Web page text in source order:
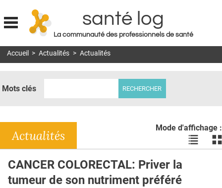
Jump to navigation
santé log
La communauté des professionnels de santé
MON COMPTE
DOSSIERS
RÉSEAUX
E-REVUE SAD
Accueil > Actualités > Actualités
Mots clés
Mode d'affichage :
Voir
les
les
Actualités
CANCER COLORECTAL: Priver la
tumeur de son nutriment préféré